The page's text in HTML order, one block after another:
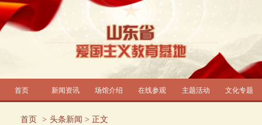
首页 新闻资讯 场馆介绍 在线参观 主题活动 文化专题
首页 头条新闻 > 正文